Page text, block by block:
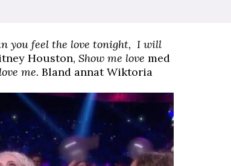
you feel the love tonight, I will
Houston, Show me love med
me. Bland annat Wiktoria